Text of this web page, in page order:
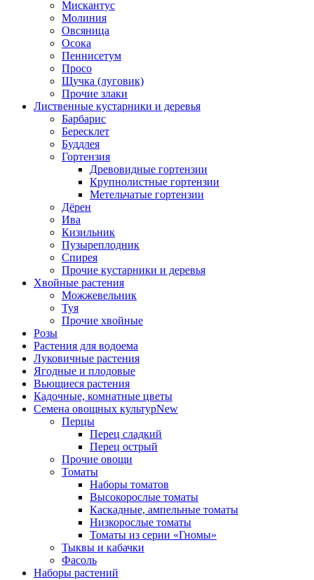
Мискантус
Молиния
Овсяница
Осока
Пеннисетум
Просо
Щучка (луговик)
Прочие злаки
Лиственные кустарники и деревья
Барбарис
Бересклет
Буддлея
Гортензия
Древовидные гортензии
Крупнолистные гортензии
Метельчатые гортензии
Дёрен
Ива
Кизильник
Пузыреплодник
Спирея
Прочие кустарники и деревья
Хвойные растения
Можжевельник
Туя
Прочие хвойные
Розы
Растения для водоема
Луковичные растения
Ягодные и плодовые
Вьющиеся растения
Кадочные, комнатные цветы
Семена овощных культурNew
Перцы
Перец сладкий
Перец острый
Прочие овощи
Томаты
Наборы томатов
Высокорослые томаты
Каскадные, ампельные томаты
Низкорослые томаты
Томаты из серии «Гномы»
Тыквы и кабачки
Фасоль
Наборы растений